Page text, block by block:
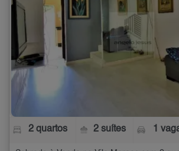
2 quartos 2 suítes 1